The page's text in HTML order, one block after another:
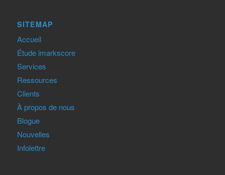
SITEMAP
Accueil
Étude imarkscore
Services
Ressources
Clients
À propos de nous
Blogue
Nouvelles
Infolettre